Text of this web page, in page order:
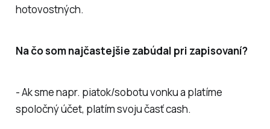
hotovostných.
Na čo som najčastejšie zabúdal pri zapisovaní?
- Ak sme napr. piatok/sobotu vonku a platíme
spoločný účet, platím svoju časť cash.